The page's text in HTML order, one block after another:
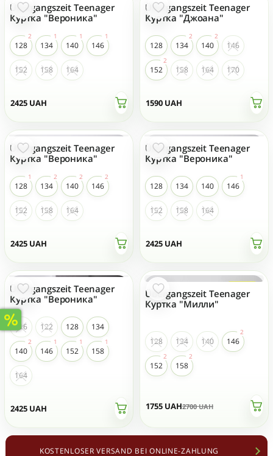
2425 UAH
Übergangszeit Teenager
Куртка "Вероника"
128 134 140 146
152 158 164
1590 UAH
Übergangszeit Teenager
Куртка "Джоана"
128 134 140 146
152 158 164 170
2425 UAH
Übergangszeit Teenager
Куртка "Вероника"
128 134 140 146
152 158 164
2425 UAH
Übergangszeit Teenager
Куртка "Вероника"
128 134 140 146
152 158 164
2425 UAH
Übergangszeit Teenager
Куртка "Вероника"
116 122 128 134
140 146 152 158
164
1755 UAH2700UAH
Übergangszeit Teenager
Куртка "Милли"
128 134 140 146
152 158
KOSTENLOSER VERSAND BEI ONLINE-ZAHLUNG